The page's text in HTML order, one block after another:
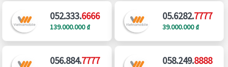
052.333.6666
139.000.000 ₫
05.6282.7777
39.000.000 ₫
056.884.7777 058.249.8888